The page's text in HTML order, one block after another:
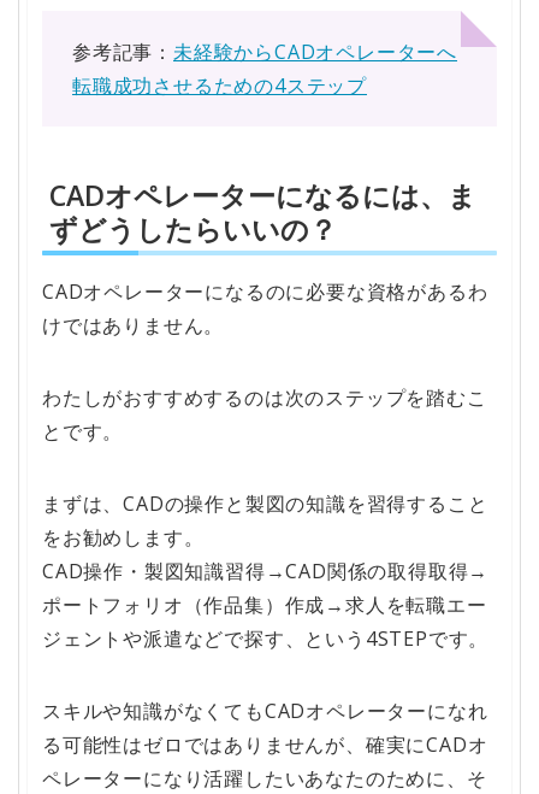
参考記事： 未経験からCADオペレーターへ
転職成功させるための4ステップ
CADオペレーターになるには、ま
ずどうしたらいいの？
CADオペレーターになるのに必要な資格があるわ
けではありません。
わたしがおすすめするのは次のステップを踏むこ
とです。
まずは、CADの操作と製図の知識を習得すること
をお勧めします。
CAD操作・製図知識習得→CAD関係の取得取得→
ポートフォリオ（作品集）作成→求人を転職エー
ジェントや派遣などで探す、という4STEPです。
スキルや知識がなくてもCADオペレーターになれ
る可能性はゼロではありませんが、確実にCADオ
ペレーターになり活躍したいあなたのために、そ